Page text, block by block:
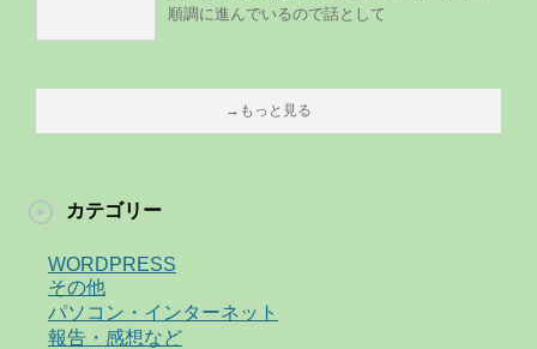
順調に進んでいるので話として
→もっと見る
カテゴリー
WORDPRESS
その他
パソコン・インターネット
報告・感想など